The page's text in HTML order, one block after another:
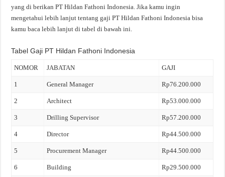
yang di berikan PT Hildan Fathoni Indonesia. Jika kamu ingin
mengetahui lebih lanjut tentang gaji PT Hildan Fathoni Indonesia bisa
kamu baca lebih lanjut di tabel di bawah ini.
Tabel Gaji PT Hildan Fathoni Indonesia
NOMOR JABATAN GAJI
1 General Manager Rp76.200.000
2 Architect Rp53.000.000
3 Drilling Supervisor Rp57.200.000
4 Director Rp44.500.000
5 Procurement Manager Rp44.500.000
6 Building Rp29.500.000